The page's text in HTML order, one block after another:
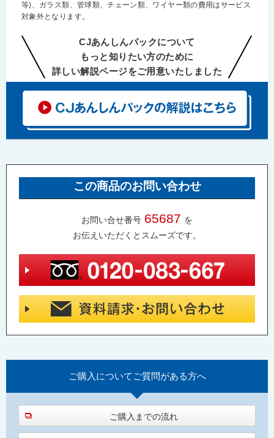
等)、ガラス類、管球類、チェーン類、ワイヤー類の費用はサービス
対象外となります。
CJあんしんパックについて
もっと知りたい方のために
詳しい解説ページをご用意いたしました
この商品のお問い合わせ
お問い合せ番号 65687 を
お伝えいただくとスムーズです。
ご購入について ご質問がある方へ
ご購入までの流れ